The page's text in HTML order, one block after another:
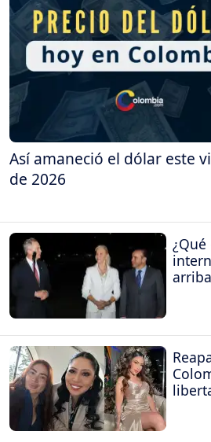
Así amaneció el dólar este
de 2026